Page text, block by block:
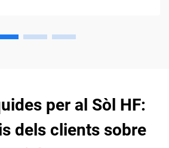
per al Sòl HF:
dels clients sobre